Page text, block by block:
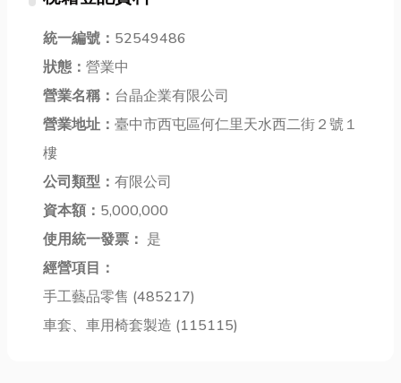
要分享關於霧
眉這種常見的
及分享霧眉、
飄眉、飄霧眉
的差異，如果
天花很久的時
間來畫眉毛，
污漬，但事實
號兇手，更是
侵蝕房屋結
隱形殺手，一
旦爆發，維修
費...
案，放久了可
統一編號： 52549486
狀態： 營業中
營業名稱： 台晶企業有限公司
營業地址： 臺中市西屯區何仁里天水西二街２號１
樓
公司類型： 有限公司
資本額： 5,000,000
使用統一發票： 是
經營項目：
手工藝品零售 (485217)
車套、車用椅套製造 (115115)